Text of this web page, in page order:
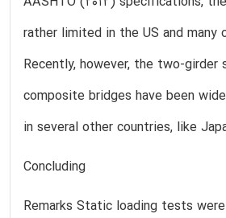
rather limited in the US and many
Recently, however, the two-girder
composite bridges have been
in several other countries, like
Concluding
Remarks Static loading tests